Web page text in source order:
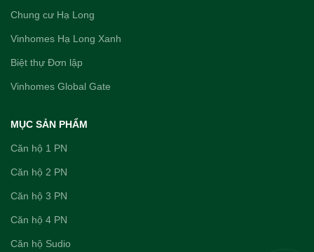
Chung cư Hạ Long
Vinhomes Hạ Long Xanh
Biệt thự Đơn lập
Vinhomes Global Gate
MỤC SẢN PHẨM
Căn hộ 1 PN
Căn hộ 2 PN
Căn hộ 3 PN
Căn hộ 4 PN
Căn hộ Sudio